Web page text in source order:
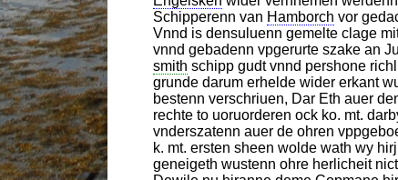
Schipperenn van Hamborch vor
Vnnd is densuluenn gemelte clage
vnnd gebadenn vpgerurte szake an
smith schipp gudt vnnd pershone
grunde darum erhelde wider erkant
bestenn verschriuen, Dar Eth auer
rechte to uoruorderen ock ko. mt.
vnderszatenn auer de ohren
k. mt. ersten sheen wolde wath wy
geneigeth wustenn ohre herlicheit